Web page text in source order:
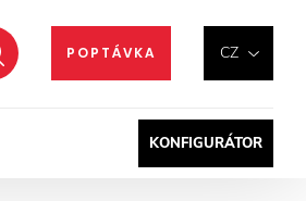
CZ
POPTÁVKA
Hledat
KONFIGURÁTOR